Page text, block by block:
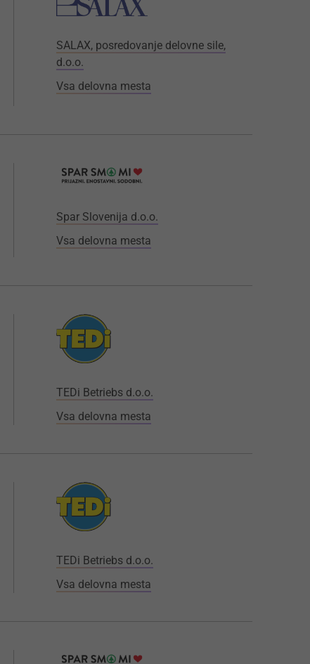
SALAX, posredovanje delovne sile,
d.o.o.
Vsa delovna mesta
Spar Slovenija d.o.o.
Vsa delovna mesta
TEDi Betriebs d.o.o.
Vsa delovna mesta
TEDi Betriebs d.o.o.
Vsa delovna mesta